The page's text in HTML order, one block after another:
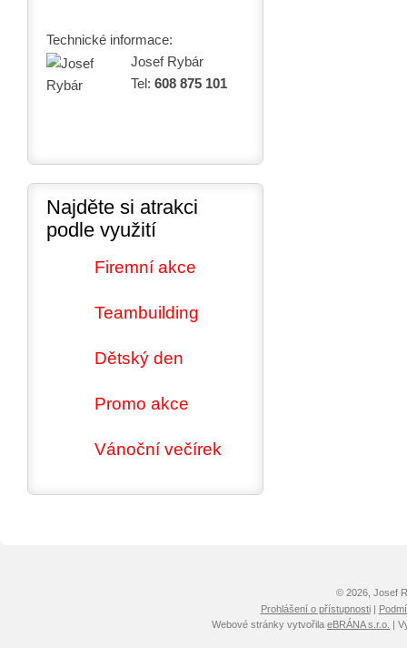
Technické informace:
Josef Rybár
Tel: 608 875 101
Najděte si atrakci
podle využití
Firemní akce
Teambuilding
Dětský den
Promo akce
Vánoční večírek
© 2026, Josef
Prohlášení o přístupnosti|
Webové stránky vytvořila eBRÁNA s.r.o. |